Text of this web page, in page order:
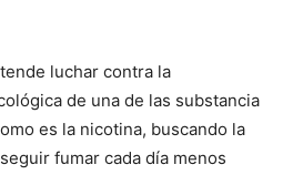
luchar contra la
de una de las substancia
es la nicotina, buscando la
fumar cada día menos